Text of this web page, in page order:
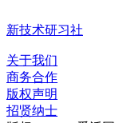
新技术研习社
关于我们
商务合作
版权声明
招贤纳士